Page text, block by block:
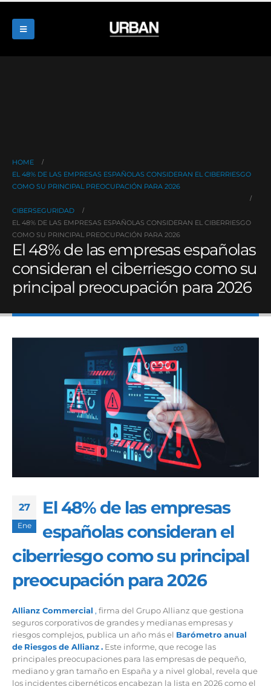
HOME
EL 48% DE LAS EMPRESAS ESPAÑOLAS CONSIDERAN EL CIBERRIESGO
COMO SU PRINCIPAL PREOCUPACIÓN PARA 2026
CIBERSEGURIDAD
EL 48% DE LAS EMPRESAS ESPAÑOLAS CONSIDERAN EL CIBERRIESGO
COMO SU PRINCIPAL PREOCUPACIÓN PARA 2026
El 48% de las empresas españolas
consideran el ciberriesgo como su
principal preocupación para 2026
27
Ene
El 48% de las empresas
españolas consideran el
ciberriesgo como su principal
preocupación para 2026
Allianz Commercial , firma del Grupo Allianz que gestiona
seguros corporativos de grandes y medianas empresas y
riesgos complejos, publica un año más el Barómetro anual
de Riesgosde Allianz. Este informe, que recoge las
principales preocupaciones para las empresas de pequeño,
mediano y gran tamaño en España y a nivel global, revela que
los incidentes cibernéticos encabezan la lista en 2026 como el